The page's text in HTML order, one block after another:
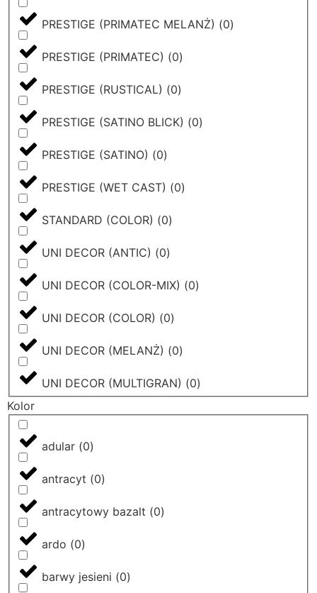
PRESTIGE (PRIMATEC MELANŻ) (0)
PRESTIGE (PRIMATEC) (0)
PRESTIGE (RUSTICAL) (0)
PRESTIGE (SATINO BLICK) (0)
PRESTIGE (SATINO) (0)
PRESTIGE (WET CAST) (0)
STANDARD (COLOR) (0)
UNI DECOR (ANTIC) (0)
UNI DECOR (COLOR-MIX) (0)
UNI DECOR (COLOR) (0)
UNI DECOR (MELANŻ) (0)
UNI DECOR (MULTIGRAN) (0)
Kolor
adular (0)
antracyt (0)
antracytowy bazalt (0)
ardo (0)
barwy jesieni (0)